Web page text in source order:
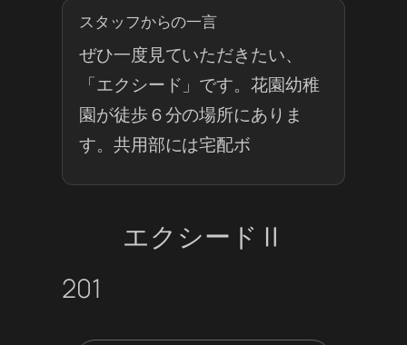
スタッフからの一言
ぜひ一度見ていただきたい、
「エクシード」です。花園幼稚
園が徒歩６分の場所にありま
す。共用部には宅配ボ
エクシードⅡ
201